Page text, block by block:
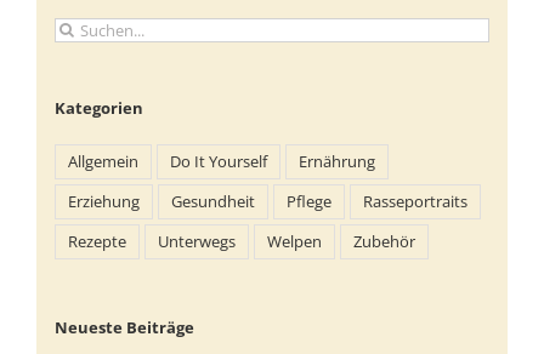
Suche
Kategorien
Allgemein Do It Yourself
Ernährung
Erziehung
Gesundheit Pflege
Rasseportraits
Rezepte
Unterwegs Welpen Zubehör
Neueste Beiträge